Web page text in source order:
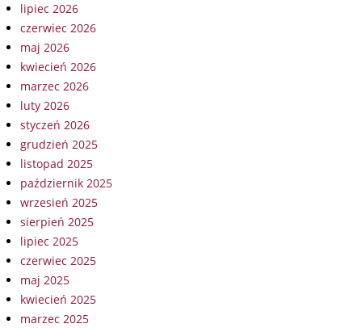
lipiec 2026
czerwiec 2026
maj 2026
kwiecień 2026
marzec 2026
luty 2026
styczeń 2026
grudzień 2025
listopad 2025
październik 2025
wrzesień 2025
sierpień 2025
lipiec 2025
czerwiec 2025
maj 2025
kwiecień 2025
marzec 2025